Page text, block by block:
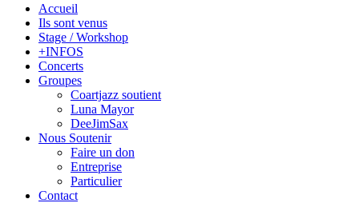
Accueil
Ils sont venus
Stage / Workshop
+INFOS
Concerts
Groupes
Coartjazz soutient
Luna Mayor
DeeJimSax
Nous Soutenir
Faire un don
Entreprise
Particulier
Contact